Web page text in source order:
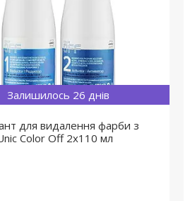
Залишилось 26 днів
для видалення фарби з
Color Off 2х110 мл